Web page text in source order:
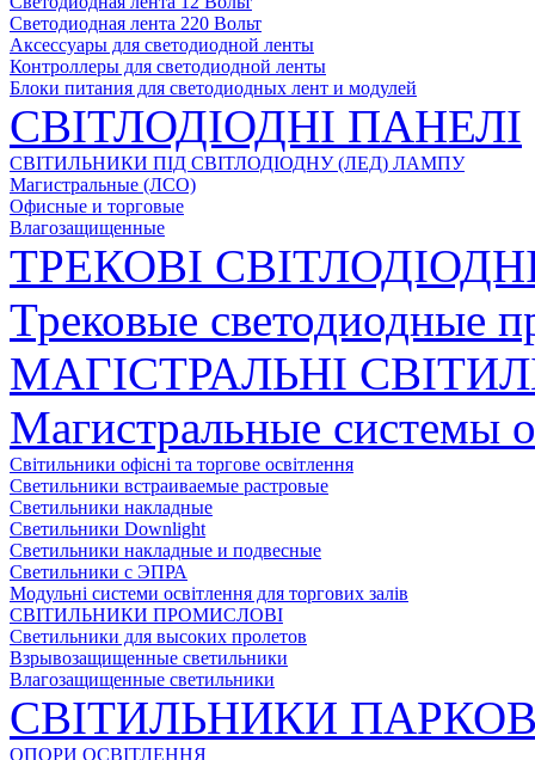
Светодиодная лента 220 Вольт
Аксессуары для светодиодной ленты
Контроллеры для светодиодной ленты
Блоки питания для светодиодных лент и модулей
СВІТЛОДІОДНІ ПАНЕЛІ
СВІТИЛЬНИКИ ПІД СВІТЛОДІОДНУ (ЛЕД) ЛАМПУ
Магистральные (ЛСО)
Офисные и торговые
Влагозащищенные
ТРЕКОВІ
Трековые светодиодные
МАГІСТРАЛЬНІ
Магистральные системы
Світильники офісні та торгове освітлення
Светильники встраиваемые растровые
Светильники накладные
Светильники Downlight
Светильники накладные и подвесные
Светильники с ЭПРА
Модульні системи освітлення для торгових залів
СВІТИЛЬНИКИ ПРОМИСЛОВІ
Светильники для высоких пролетов
Взрывозащищенные светильники
Влагозащищенные светильники
СВІТИЛЬНИКИ
ОПОРИ ОСВІТЛЕННЯ